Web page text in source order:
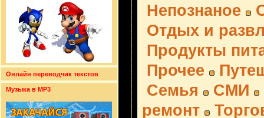
Онлайн переводчик текстов
Музыка в MP3
Непознаное
Отдых и
Продукты
Прочее
Семья
СМИ
ремонт